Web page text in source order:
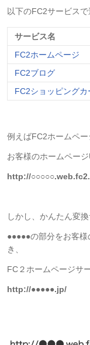
以下のFC2サービスで
サービス名
FC2ホームページ
FC2ブログ
FC2ショッピングカ
例えばFC2ホームペー
お客様のホームペー
http://
しかし、かんたん変
●●●●●の部分をお客
き、
FC２ホームページサ
http://●●●●●.jp/